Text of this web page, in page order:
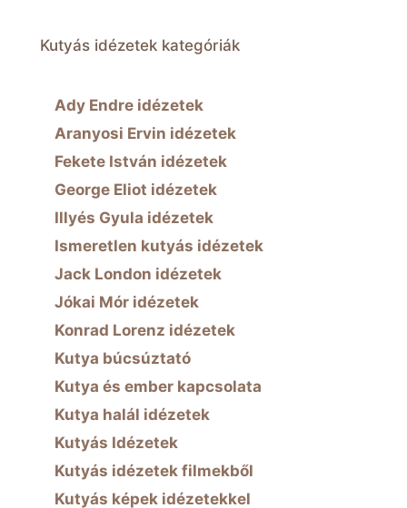
Kutyás idézetek kategóriák
Ady Endre idézetek
Aranyosi Ervin idézetek
Fekete István idézetek
George Eliot idézetek
Illyés Gyula idézetek
Ismeretlen kutyás idézetek
Jack London idézetek
Jókai Mór idézetek
Konrad Lorenz idézetek
Kutya búcsúztató
Kutya és ember kapcsolata
Kutya halál idézetek
Kutyás Idézetek
Kutyás idézetek filmekből
Kutyás képek idézetekkel